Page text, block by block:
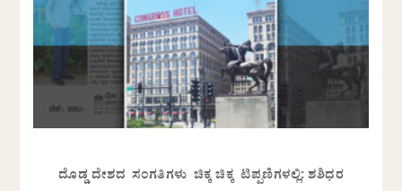
ದೊಡ್ಡ ದೇಶದ ಸಂಗತಿಗಳು ಚಿಕ್ಕ ಚಿಕ್ಕ ಟಿಪ್ಪಣಿಗಳಲ್ಲಿ: ಶಶಿಧರ